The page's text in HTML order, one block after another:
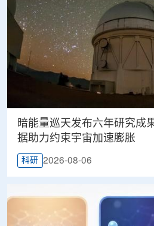
暗能量巡天发布六年研究成
据助力约束宇宙加速膨胀
科研 2026-08-06